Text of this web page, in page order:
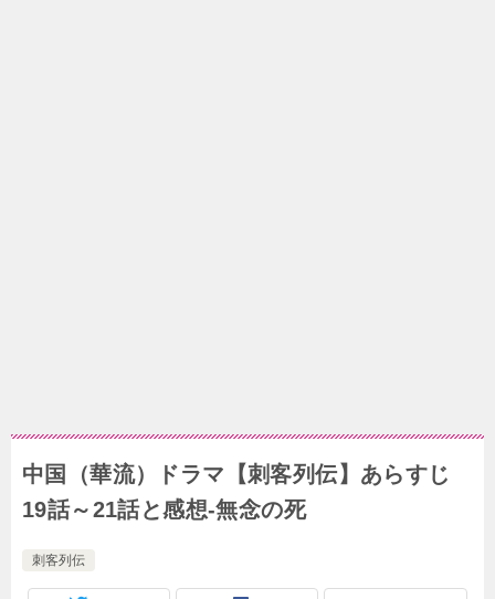
中国（華流）ドラマ【刺客列伝】あらすじ
19話～21話と感想-無念の死
刺客列伝